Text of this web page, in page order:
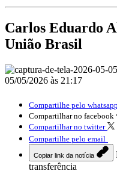
Carlos Eduardo
União Brasil
05/05/2026 às 21:17
Compartilhe pelo whatsapp
Compartilhar no facebook
Compartilhar no twitter
Compartilhe pelo email
Copiar link da notícia
transferência